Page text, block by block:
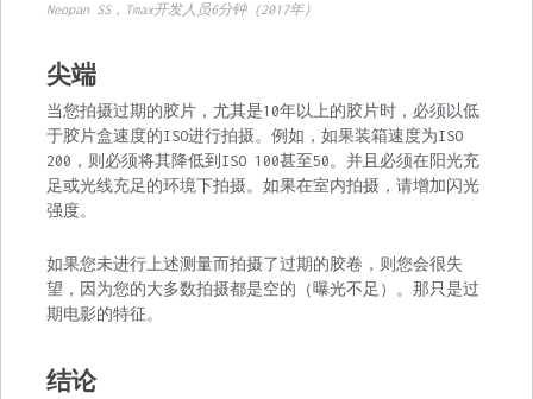
Neopan SS，Tmax开发人员6分钟（2017年）
尖端
当您拍摄过期的胶片，尤其是10年以上的胶片时，必须以低
于胶片盒速度的ISO进行拍摄。例如，如果装箱速度为ISO
200，则必须将其降低到ISO 100甚至50。并且必须在阳光充
足或光线充足的环境下拍摄。如果在室内拍摄，请增加闪光
强度。
如果您未进行上述测量而拍摄了过期的胶卷，则您会很失
望，因为您的大多数拍摄都是空的（曝光不足）。那只是过
期电影的特征。
结论